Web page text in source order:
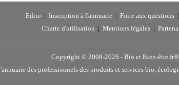
Edito Inscription à l'annuaire Foire aux questions
Charte d'utilisation
Mentions légales
Copyright © 2008-2026 - Bio et Bien-être.fr®
des professionnels des produits et services bio,